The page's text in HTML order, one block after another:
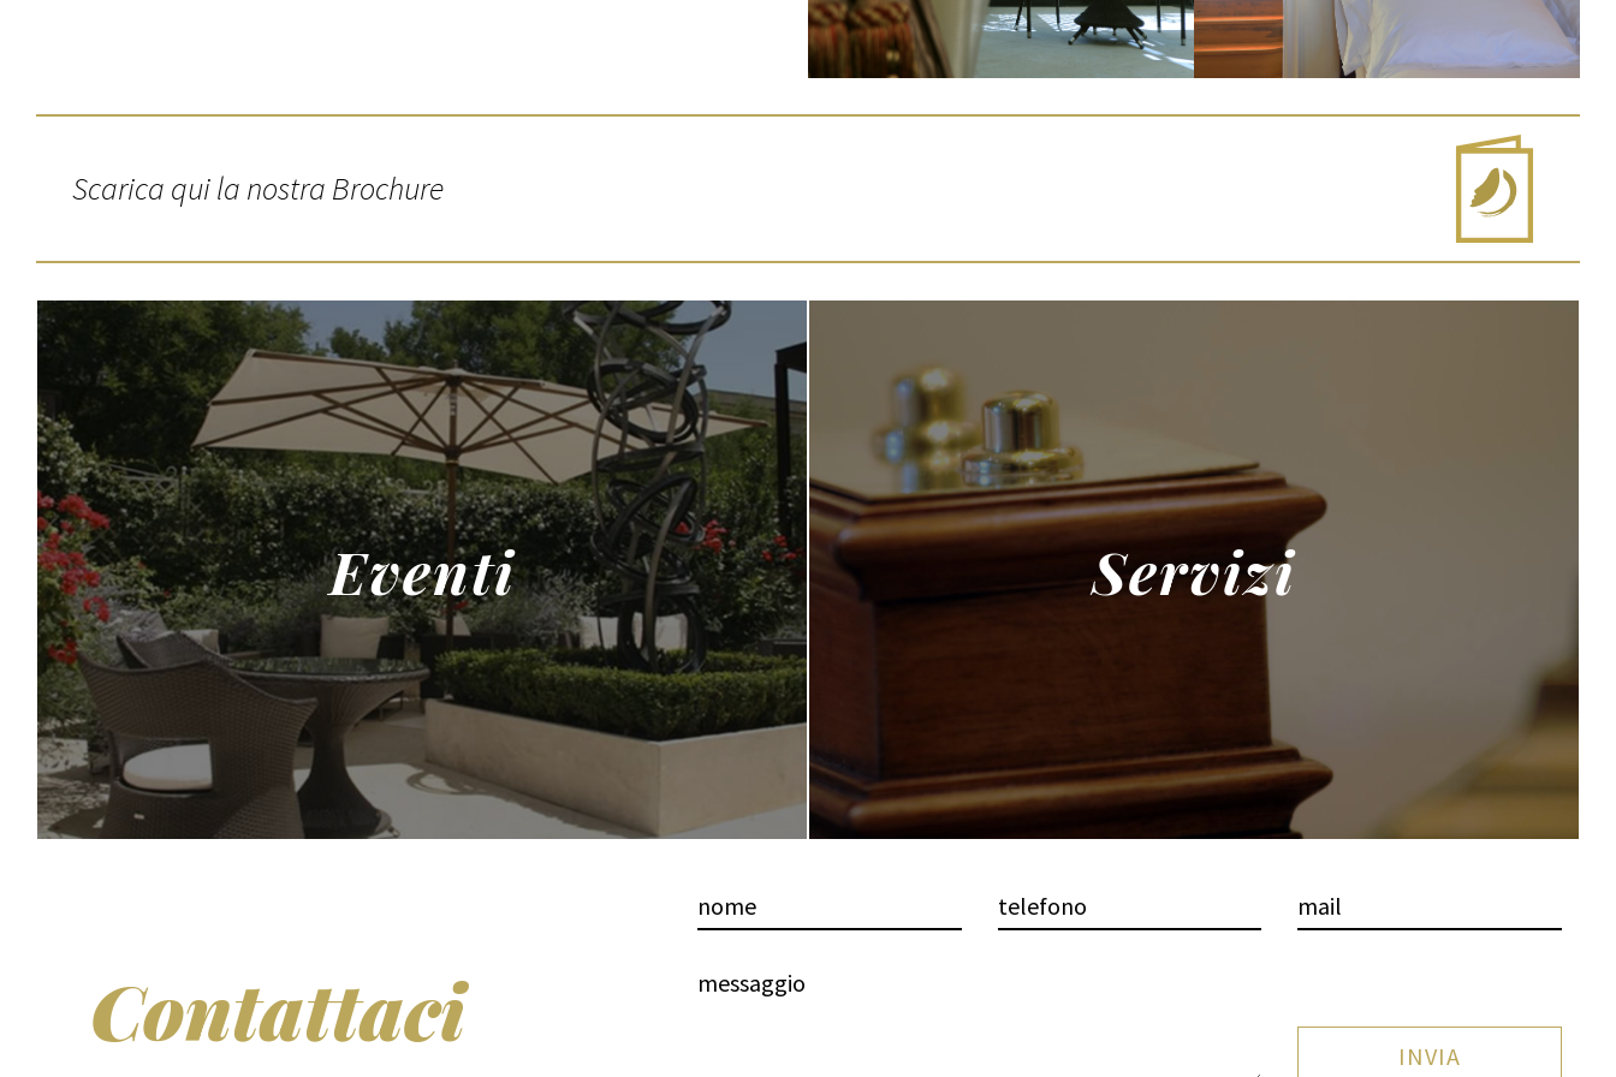
Scarica qui la nostra Brochure
Eventi Servizi
Contattaci INVIA
adempimento si riveli impossibile o comporti un impiego di mezzi manifestamente sproporzionato rispetto al diritto
tutelato; d) di opporsi, in tutto o in parte, per motivi legittimi, al trattamento dei dati personali che lo riguardano,
ancorchè pertinenti allo scopo della raccolta; e) di opporsi, in tutto o in parte, al trattamento di dati personali che lo
Per ciascuna richiesta di cui al comma 1, lettera c), numero 1), può essere chiesto all'interessato, ove non risulti
riferiti ai dati personali concernenti persone decedute possono essere esercitati da chiunque vi abbia interesse. 4.
associazioni. 5. Restano ferme le norme sul segreto professionale degli esercenti la professione di giornalista,
limitatamente alla fonte della notizia. Legge sui dati del 31 dicembre 1996, n.675 "Tutela delle persone e di altri soggetti
rispetto al trattamento dei dati personali" S.O. della G.U. n. 5 dell'8 gennaio 1997.